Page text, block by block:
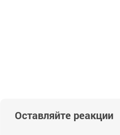
Оставляйте реакции